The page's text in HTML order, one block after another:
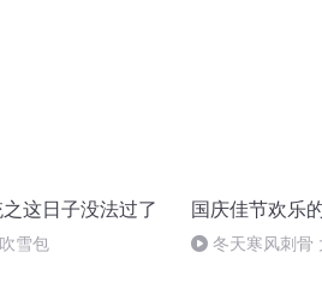
这日子没法过了
雪包
国庆佳节欢乐
冬天寒风刺骨